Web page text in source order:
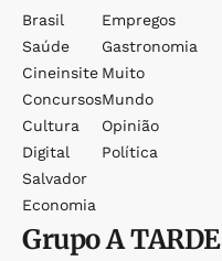
Brasil
Saúde
Cineinsite
Concursos
Cultura
Digital
Salvador
Economia
Empregos
Gastronomia
Muito
Mundo
Opinião
Política
GrupoA TARDE